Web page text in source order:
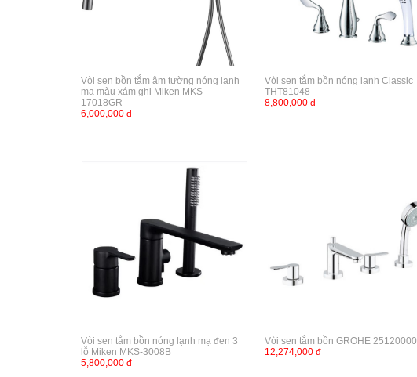
Vòi sen bồn tắm âm tường nóng lạnh
mạ màu xám ghi Miken MKS-
17018GR
6,000,000 đ
Vòi sen tắm bồn nóng lạnh Classic
THT81048
8,800,000 đ
Vòi sen tắm bồn nóng lạnh mạ đen 3
lỗ Miken MKS-3008B
5,800,000 đ
Vòi sen tắm bồn GROHE 25120000
12,274,000 đ